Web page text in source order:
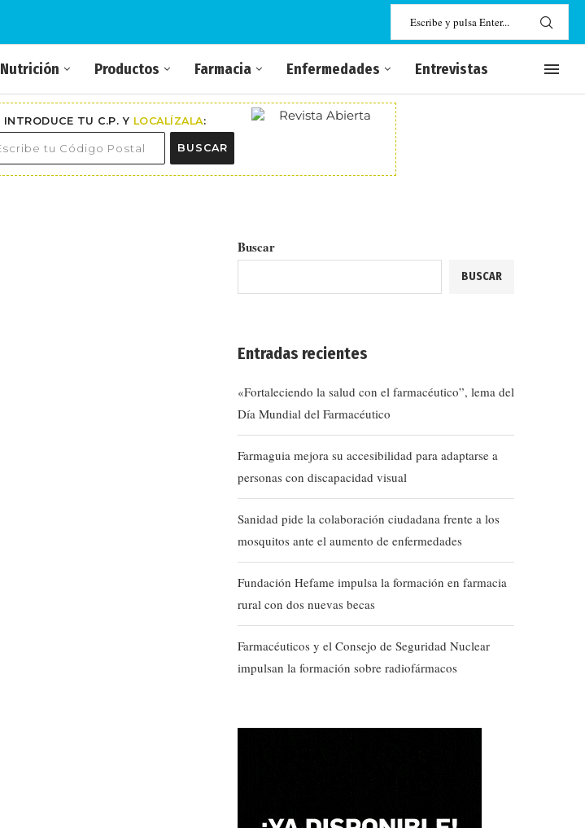
Nutrición Productos Farmacia Enfermedades Entrevistas
INTRODUCE TU C.P. Y LOCALÍZALA:
BUSCAR
Buscar
BUSCAR
Entradas recientes
«Fortaleciendo la salud con el farmacéutico”, lema del
Día Mundial del Farmacéutico
Farmaguia mejora su accesibilidad para adaptarse a
personas con discapacidad visual
Sanidad pide la colaboración ciudadana frente a los
mosquitos ante el aumento de enfermedades
Fundación Hefame impulsa la formación en farmacia
rural con dos nuevas becas
Farmacéuticos y el Consejo de Seguridad Nuclear
impulsan la formación sobre radiofármacos